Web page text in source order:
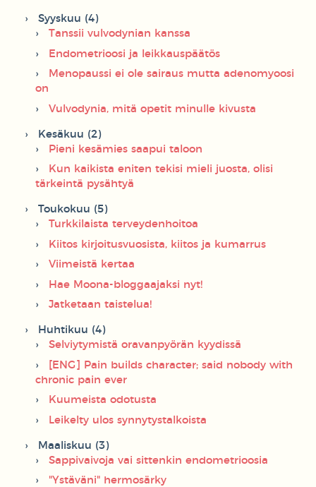
Syyskuu (4)
Tanssii vulvodynian kanssa
Endometrioosi ja leikkauspäätös
Menopaussi ei ole sairaus mutta adenomyoosi
on
Vulvodynia, mitä opetit minulle kivusta
Kesäkuu (2)
Pieni kesämies saapui taloon
Kun kaikista eniten tekisi mieli juosta, olisi
tärkeintä pysähtyä
Toukokuu (5)
Turkkilaista terveydenhoitoa
Kiitos kirjoitusvuosista, kiitos ja kumarrus
Viimeistä kertaa
Hae Moona-bloggaajaksi nyt!
Jatketaan taistelua!
Huhtikuu (4)
Selviytymistä oravanpyörän kyydissä
[ENG] Pain builds character; said nobody with
chronic pain ever
Kuumeista odotusta
Leikelty ulos synnytystalkoista
Maaliskuu (3)
Sappivaivoja vai sittenkin endometrioosia
"Ystäväni" hermosärky